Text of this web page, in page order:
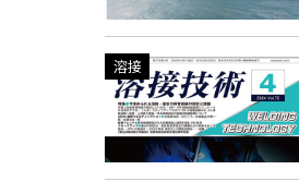
溶接